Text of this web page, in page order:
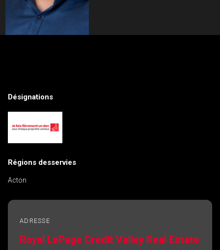
Prénom
Téléphone
(Optionnel)
Désignations
Régions desservies
Acton
ADRESSE
Royal LePage Credit Valley Real Estate